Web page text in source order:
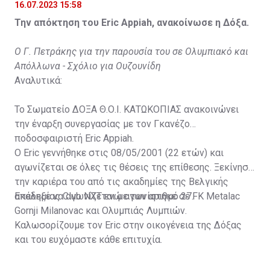
16.07.2023 15:58
Την απόκτηση του Eric Appiah, ανακοίνωσε η Δόξα.
Ο Γ. Πετράκης για την παρουσία του σε Ολυμπιακό και
Απόλλωνα - Σχόλιο για Ουζουνίδη
Αναλυτικά:
Το Σωματείο ΔΟΞΑ Θ.Ο.Ι. ΚΑΤΩΚΟΠΙΑΣ ανακοινώνει
την έναρξη συνεργασίας με τον Γκανέζο
ποδοσφαιριστή Eric Appiah.
Ο Eric γεννήθηκε στις 08/05/2001 (22 ετών) και
αγωνίζεται σε όλες τις θέσεις της επίθεσης. Ξεκίνησε
την καριέρα του από τις ακαδημίες της Βελγικής
ακαδημίας Club NXT ενώ αγωνίστηκε σε FK Metalac
Gornji Milanovac και Ολυμπιάς Λυμπιών.
Επέλεξε να αγωνίζεται με τον αριθμό 27.
Καλωσορίζουμε τον Eric στην οικογένεια της Δόξας
και του ευχόμαστε κάθε επιτυχία.